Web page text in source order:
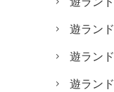
遊ラン
遊ラン
遊ラン